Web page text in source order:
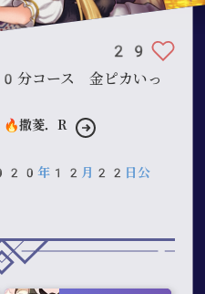
29
分コース 金ピカいっ
🔥撒菱．R
年12月22日公